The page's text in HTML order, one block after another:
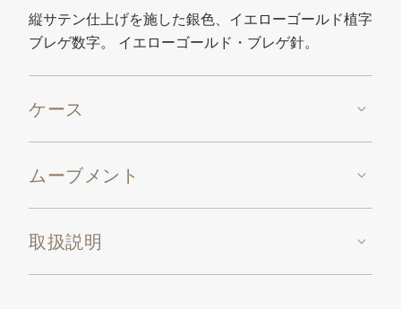
縦サテン仕上げを施した銀色、イエローゴールド植字
ブレゲ数字。 イエローゴールド・ブレゲ針。
ケース
ムーブメント
取扱説明